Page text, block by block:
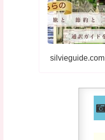
silvieguide.com